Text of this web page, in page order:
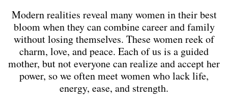
Modern realities reveal many women in their best
bloom when they can combine career and family
without losing themselves. These women reek of
charm, love, and peace. Each of us is a guided
mother, but not everyone can realize and accept her
power, so we often meet women who lack life,
energy, ease, and strength.